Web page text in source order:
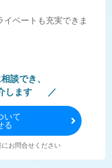
イベートも充実できま
談でき、
します
いて
る
お問合せください